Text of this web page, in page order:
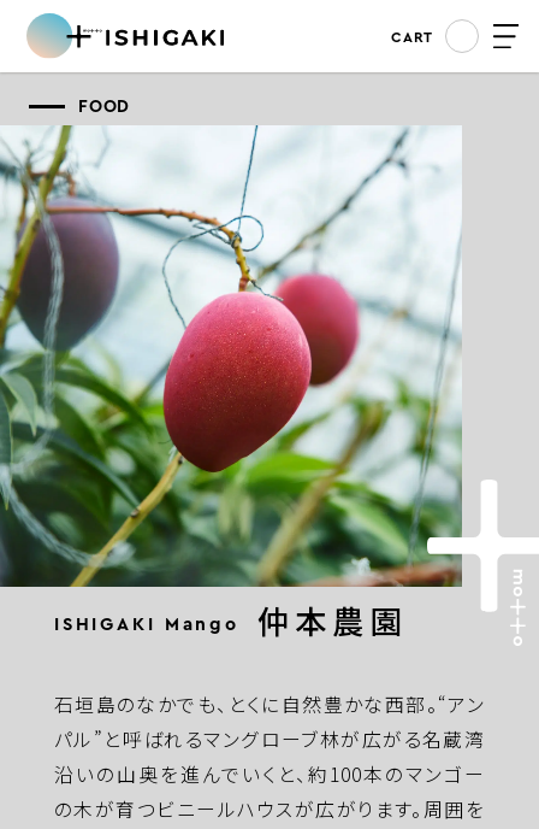
CART
FOOD
ISHIGAKI Mango 仲本農園
石垣島のなかでも、とくに自然豊かな西部。“アン
パル”と呼ばれるマングローブ林が広がる名蔵湾
沿いの山奥を進んでいくと、約100本のマンゴー
の木が育つビニールハウスが広がります。周囲を